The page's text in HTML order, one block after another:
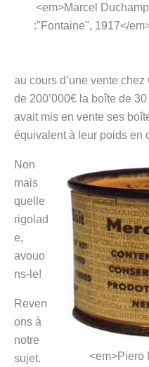
<em>Marcel Duchamp
:"Fontaine", 1917</
au cours d’une vente chez
de 200’000€ la boîte de
avait mis en vente ses
équivalent à leur poids en
<em>Piero
Non
mais
quelle
rigolad
e,
avouo
ns-le!
Reven
ons à
notre
sujet.